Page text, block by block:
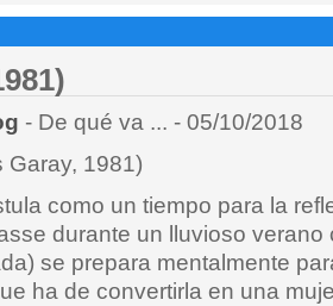
- De qué va ... - 05/10/2018
1981)
como un tiempo para la
durante un lluvioso verano
se prepara mentalmente
ha de convertirla en una